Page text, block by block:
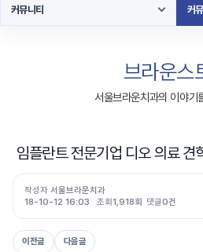
커뮤니티 커
브라운스
서울브라운치과의 이야기
임플란트 전문기업 디오 의료 견
작성자 서울브라운치과
18-10-12 16:03
조회1,918회 댓글0건
이전글 다음글